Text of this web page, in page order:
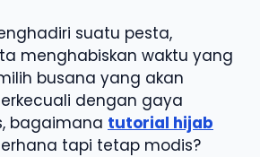
suatu pesta,
menghabiskan waktu yang
busana yang akan
dengan gaya
bagaimana tutorial hijab
tapi tetap modis?